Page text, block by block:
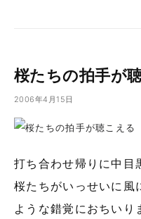
桜たちの拍手が
2006年4月15日
打ち合わせ帰りに中目
桜たちがいっせいに風
ような錯覚におちいり